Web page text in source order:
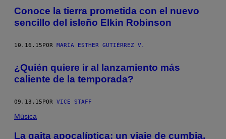
Conoce la tierra prometida con el nuevo
sencillo del isleño Elkin Robinson
10.16.15POR MARÍA ESTHER GUTIÉRREZ V.
¿Quién quiere ir al lanzamiento más
caliente de la temporada?
09.13.15 POR VICE STAFF
Música
La gaita apocalíptica: un viaje de cumbia,